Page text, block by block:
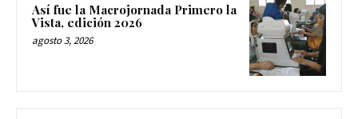
Así fue la Macrojornada Primero la
Vista, edición 2026
agosto 3, 2026